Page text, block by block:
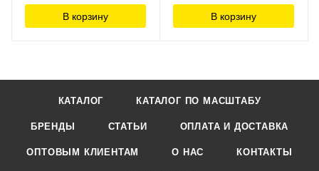
В корзину В корзину
КАТАЛОГ КАТАЛОГ ПО МАСШТАБУ
БРЕНДЫ СТАТЬИ ОПЛАТА И ДОСТАВКА
ОПТОВЫМ КЛИЕНТАМ О НАС КОНТАКТЫ